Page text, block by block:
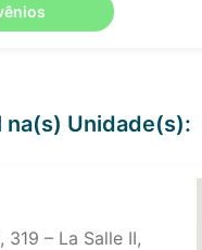
na(s) Unidade(s):
319 – La Salle II,